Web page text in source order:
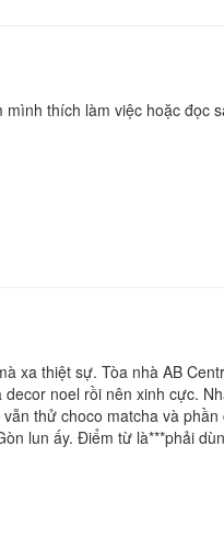
thích làm việc hoặc đọc
xa thiệt sự. Tòa nhà AB
noel rồi nên xinh cực.
thử choco matcha và
lun ấy. Điểm từ là***phải